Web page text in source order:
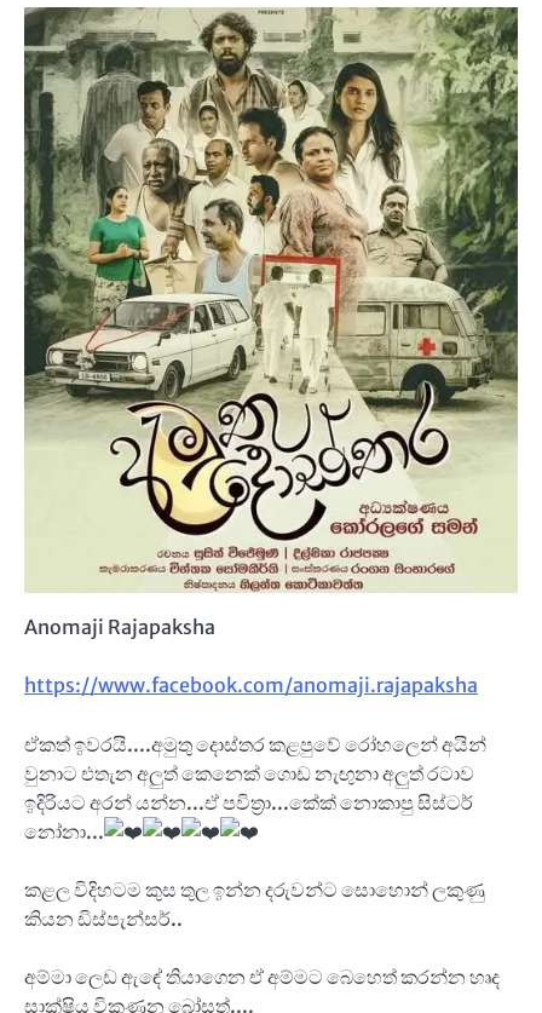
Anomaji Rajapaksha
https://www.facebook.com/anomaji.rajapaksha
ඒකත් ඉවරයි....අමුතු දොස්තර කළපුවේ රෝහලෙන් අයින්
වුනාට එතැන අලුත් කෙනෙක් ගොඩ නැඟුනා අලුත් රටාව
ඉදිරියට අරන් යන්න...ඒ පවිත්‍රා...කේක් නොකාපු සිස්ටර්
නෝනා...
කළල විදිහටම කුස තුල ඉන්න දරුවන්ට සොහොන් ලකුණු
කියන ඩිස්පැන්සර්..
අම්මා ලෙඩ ඇඳේ තියාගෙන ඒ අම්මට බෙහෙත් කරන්න හෘද
සාක්ෂිය විකුණන බෝසත්....